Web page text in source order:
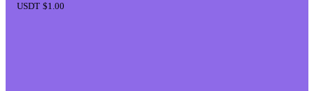
USDT $1.00